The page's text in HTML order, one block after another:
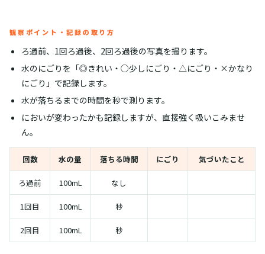
観察ポイント・記録の取り方
ろ過前、1回ろ過後、2回ろ過後の写真を撮ります。
水のにごりを「◎きれい・○少しにごり・△にごり・×かなり
にごり」で記録します。
水が落ちるまでの時間を秒で測ります。
においが変わったかも記録しますが、直接強く吸いこみませ
ん。
回数 水の量 落ちる時間 にごり 気づいたこと
ろ過前 100mL なし
1回目 100mL 秒
2回目 100mL 秒